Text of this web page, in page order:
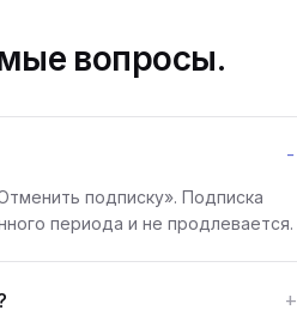
вопросы.
подписку». Подписка
периода и не продлевается.